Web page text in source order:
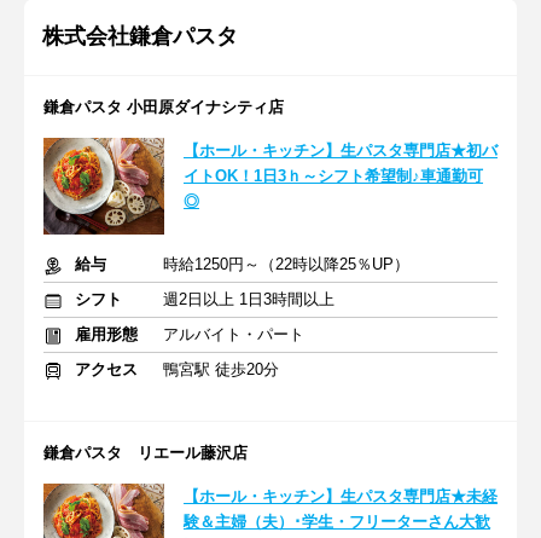
株式会社鎌倉パスタ
鎌倉パスタ 小田原ダイナシティ店
【ホール・キッチン】生パスタ専門店★初バ
イトOK！1日3ｈ～シフト希望制♪車通勤可
◎
給与
時給1250円～（22時以降25％UP）
シフト
週2日以上 1日3時間以上
雇用形態
アルバイト・パート
アクセス
鴨宮駅 徒歩20分
鎌倉パスタ リエール藤沢店
【ホール・キッチン】生パスタ専門店★未経
験＆主婦（夫）･学生・フリーターさん大歓